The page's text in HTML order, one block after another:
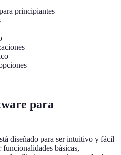
principiantes
para
diseñado para ser intuitivo y fácil
funcionalidades básicas,